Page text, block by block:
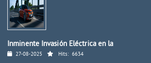
Inminente Invasión Eléctrica en la
27-08-2025 Hits: 6634